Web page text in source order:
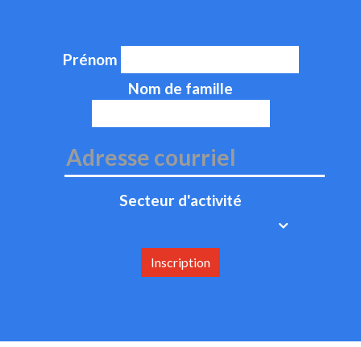
Prénom
Nom de famille
Secteur d'activité
Inscription